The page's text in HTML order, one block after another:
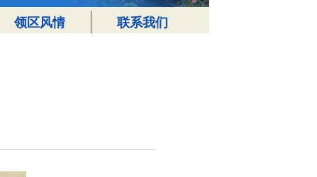
领区风情 联系我们